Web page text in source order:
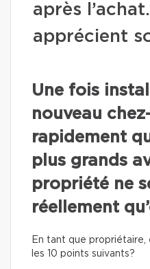
après
apprécient
Une fois
nouveau
rapidement
plus grands
propriété ne
réellement
En tant que propriétaire,
les 10 points suivants?